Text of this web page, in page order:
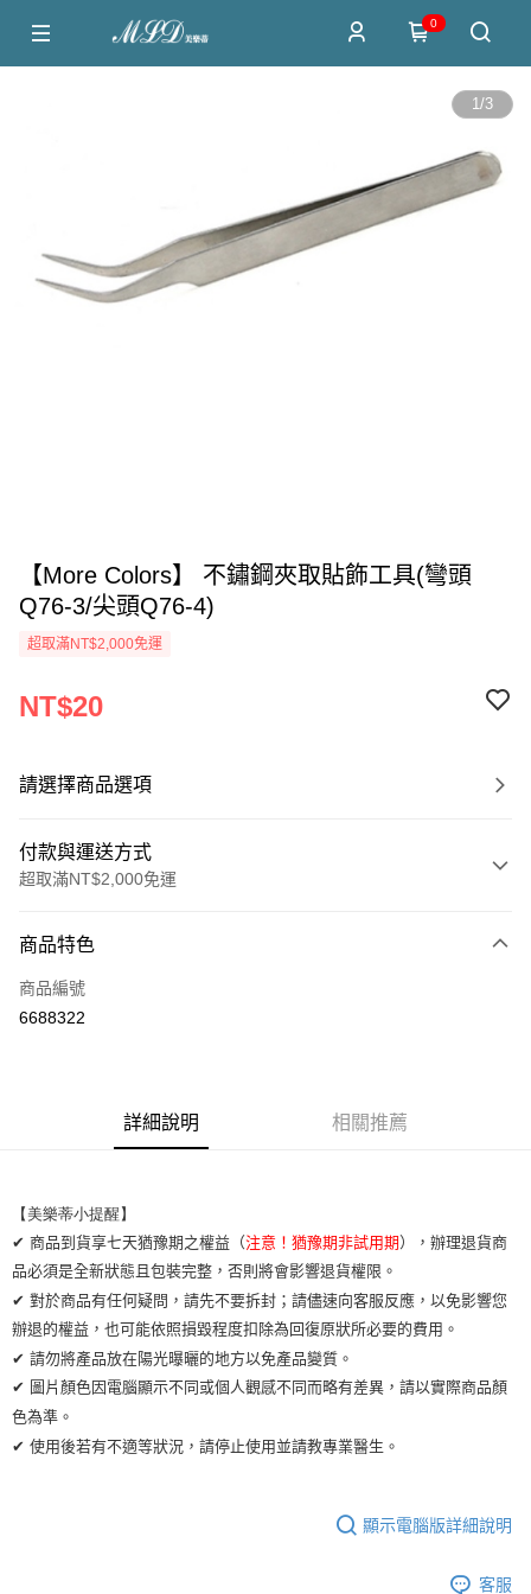
0
1/3
【More Colors】 不鏽鋼夾取貼飾工具(彎頭
Q76-3/尖頭Q76-4)
超取滿NT$2,000免運
NT$20
請選擇商品選項
付款與運送方式
超取滿NT$2,000免運
信用卡一次付款
超商取貨付款
全家取貨付款
每筆NT$65，滿NT$2,000(含以上)免運費
7-11取貨付款
每筆NT$65，滿NT$2,000(含以上)免運費
宅配
每筆NT$100，滿NT$2,000(含以上)免運費
商品特色
商品編號
6688322
詳細說明 相關推薦
【美樂蒂小提醒】
✔ 商品到貨享七天猶豫期之權益（注意！猶豫期非試用期），辦理退貨商
品必須是全新狀態且包裝完整，否則將會影響退貨權限。
✔ 對於商品有任何疑問，請先不要拆封；請儘速向客服反應，以免影響您
辦退的權益，也可能依照損毀程度扣除為回復原狀所必要的費用。
✔ 請勿將產品放在陽光曝曬的地方以免產品變質。
✔ 圖片顏色因電腦顯示不同或個人觀感不同而略有差異，請以實際商品顏
色為準。
✔ 使用後若有不適等狀況，請停止使用並請教專業醫生。
顯示電腦版詳細說明
客服